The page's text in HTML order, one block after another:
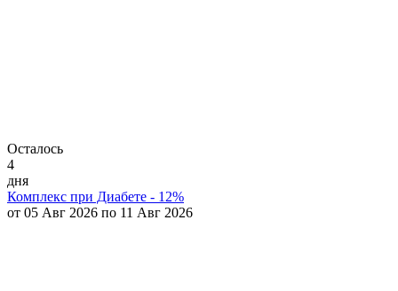
Осталось
4
дня
Комплекс при Диабете - 12%
от 05 Авг 2026 по 11 Авг 2026